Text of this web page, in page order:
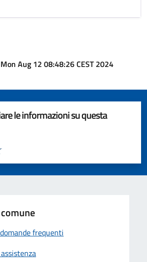
Aug 12 08:48:26 CEST 2024
le informazioni su questa
pagina
5 stelle su 5
stelle su 5
su 5
5
frequenti